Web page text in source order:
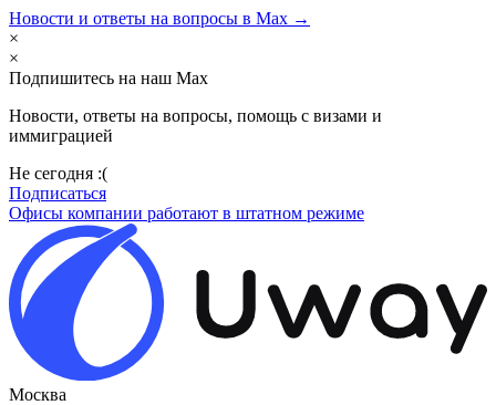
Новости и ответы на вопросы в Max →
×
×
Подпишитесь на наш Max
Новости, ответы на вопросы, помощь с визами и
иммиграцией
Не сегодня :(
Подписаться
Офисы компании работают в штатном режиме
Москва